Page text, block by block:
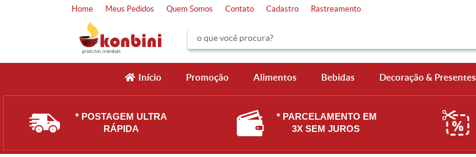
Home Meus Pedidos Quem Somos Contato Cadastro Rastreamento
Início Promoção Alimentos Bebidas Decoração & Presentes
* POSTAGEM ULTRA
RÁPIDA
* PARCELAMENTO EM
3X SEM JUROS